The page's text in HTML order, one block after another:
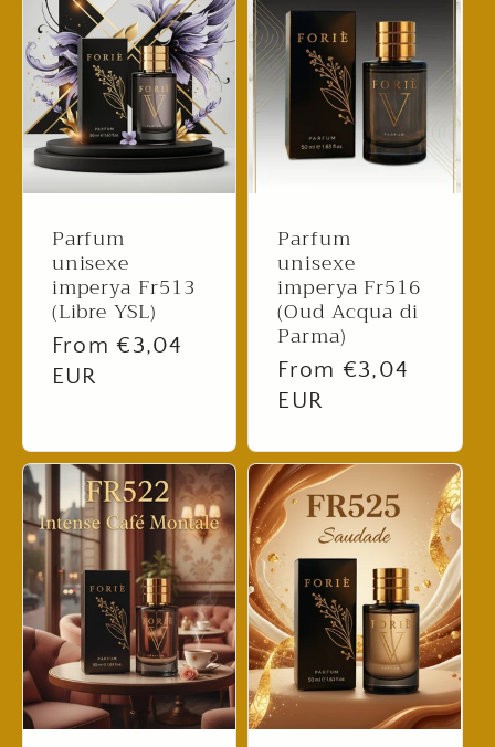
Parfum
unisexe
imperya Fr513
(Libre YSL)
Regular
price
From €3,04
EUR
Parfum
unisexe
imperya Fr516
(Oud Acqua di
Parma)
Regular
price
From €3,04
EUR